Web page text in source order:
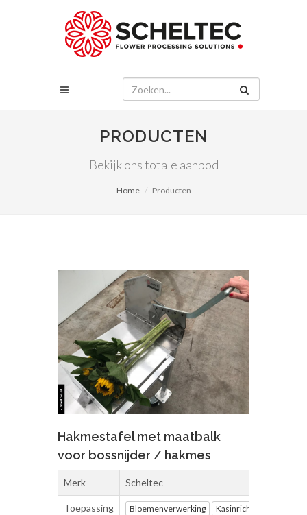
PRODUCTEN
Bekijk ons totale aanbod
Home Producten
Hakmestafel met maatbalk
voor bossnijder / hakmes
Merk Scheltec
Toepassing Bloemenverwerking Kasinrichting